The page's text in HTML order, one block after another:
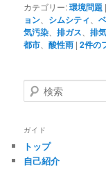
カテゴリー:環境問題 |
ョン
シムシティ 、
気汚染 、排ガス 、排
都市 、酸性雨 |2件の
検
索
ガイド
トップ
自己紹介